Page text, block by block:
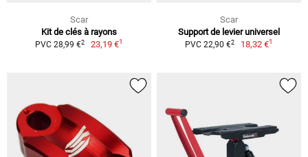
Scar
Kit de clés à rayons
PVC 28,99 €2 23,19 €1
Scar
Support de levier universel
PVC 22,90 €2 18,32 €1